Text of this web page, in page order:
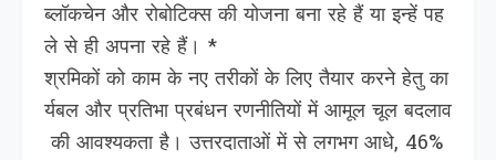
ब्लॉकचेन और रोबोटिक्स की योजना बना रहे हैं या इन्‍हें पह
ले से ही अपना रहे हैं। *
श्रमिकों को काम के नए तरीकों के लिए तैयार करने हेतु का
र्यबल और प्रतिभा प्रबंधन रणनीतियों में आमूल चूल बदलाव
की आवश्यकता है। उत्तरदाताओं में से लगभग आधे, 46%